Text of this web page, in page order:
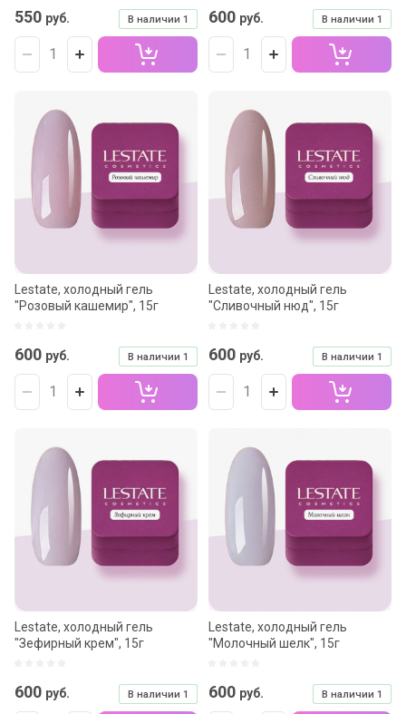
В наличии 1
550 руб. В наличии 1
600 руб.
Lestate, холодный гель
"Розовый кашемир", 15г
В наличии 1
600 руб.
Lestate, холодный гель
"Сливочный нюд", 15г
В наличии 1
600 руб.
Lestate, холодный гель
"Зефирный крем", 15г
В наличии 1
600 руб.
Lestate, холодный гель
"Молочный шелк", 15г
В наличии 1
600 руб.